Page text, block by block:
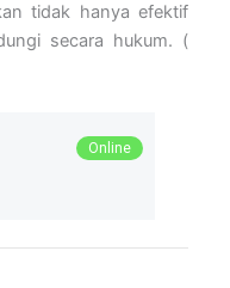
tidak hanya efektif
secara hukum. (
Online